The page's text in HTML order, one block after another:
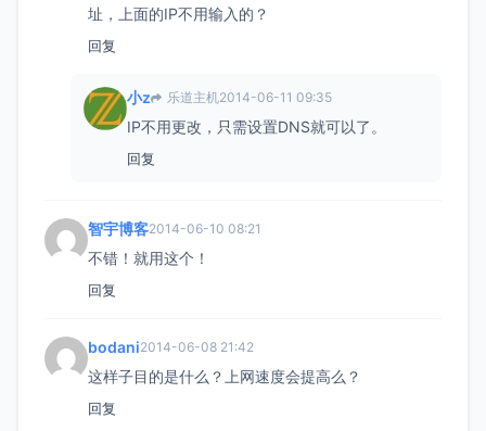
址，上面的IP不用输入的？
回复
小z 乐道主机2014-06-11 09:35
IP不用更改，只需设置DNS就可以了。
回复
智宇博客2014-06-10 08:21
不错！就用这个！
回复
bodani2014-06-08 21:42
这样子目的是什么？上网速度会提高么？
回复